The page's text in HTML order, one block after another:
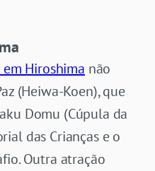
Hiroshima não
(Heiwa-Koen), que
Domu (Cúpula da
das Crianças e o
Outra atração